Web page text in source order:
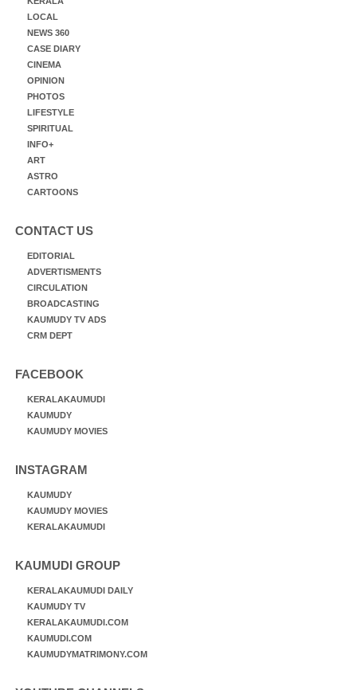
LOCAL
NEWS 360
CASE DIARY
CINEMA
OPINION
PHOTOS
LIFESTYLE
SPIRITUAL
INFO+
ART
ASTRO
CARTOONS
CONTACT US
EDITORIAL
ADVERTISMENTS
CIRCULATION
BROADCASTING
KAUMUDY TV ADS
CRM DEPT
FACEBOOK
KERALAKAUMUDI
KAUMUDY
KAUMUDY MOVIES
INSTAGRAM
KAUMUDY
KAUMUDY MOVIES
KERALAKAUMUDI
KAUMUDI GROUP
KERALAKAUMUDI DAILY
KAUMUDY TV
KERALAKAUMUDI.COM
KAUMUDI.COM
KAUMUDYMATRIMONY.COM